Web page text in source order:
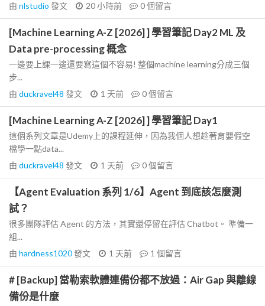
由 nlstudio 發文 20 小時前 0個留言
[Machine Learning A-Z [2026] ] 學習筆記 Day2 ML 及
Data pre-processing 概念
一邊要上課一邊還要寫這個不容易! 整個machine learning分成三個
步...
由 duckravel48 發文 1 天前 0個留言
[Machine Learning A-Z [2026] ] 學習筆記 Day1
這個系列文章是Udemy上的課程延伸，因為我個人想趁著育嬰假空
檔學一點data...
由 duckravel48 發文 1 天前 0個留言
【Agent Evaluation 系列 1/6】Agent 到底該怎麼測
試？
很多團隊評估 Agent 的方法，其實還停留在評估 Chatbot。 準備一
組...
由 hardness1020發文 1 天前 1 個留言
# [Backup] 當勒索軟體連備份都不放過：Air Gap 與離線
備份是什麼